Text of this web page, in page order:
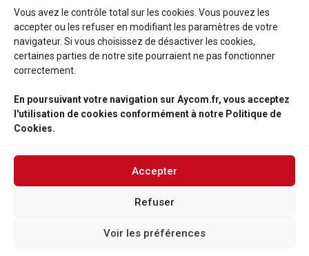
Vous avez le contrôle total sur les cookies. Vous pouvez les
accepter ou les refuser en modifiant les paramètres de votre
navigateur. Si vous choisissez de désactiver les cookies,
certaines parties de notre site pourraient ne pas fonctionner
correctement.
En poursuivant votre navigation sur Aycom.fr, vous acceptez
l'utilisation de cookies conformément à notre Politique de
Cookies.
Accepter
Refuser
Voir les préférences